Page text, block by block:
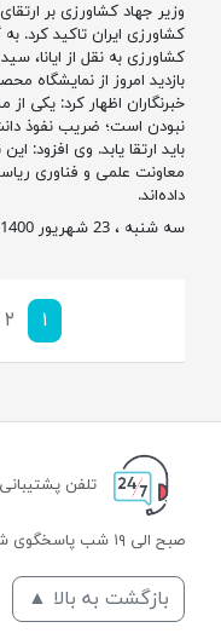
وزیر جهاد کشاورزی بر
کشاورزی ایران تاکید کرد.
کشاورزی به نقل از ایانا،
بازدید امروز از نمایشگاه
خبرنگاران اظهار کرد: یکی
نبودن است؛ ضریب نفوذ
باید ارتقا یابد. وی افزود:
معاونت علمی و فناوری
داده‌اند.
سه شنبه ، 23 شهریور 1400
۱ ۲
تلفن پشتیبانی: ۵ ۵ ۵ ۰ ۴ ۴ ۶ ۳ - ۴
صبح الی ۱۹ شب پاسخگوی شما هستیم.
بازگشت به بالا ▲